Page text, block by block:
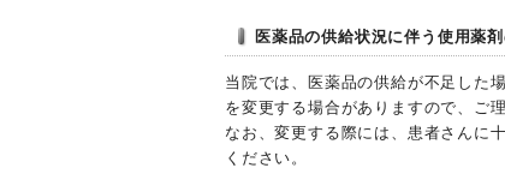
医薬品の供給状況に伴う使用薬
当院では、医薬品の供給が不足した
を変更する場合がありますので、ご
なお、変更する際には、患者さんに
ください。